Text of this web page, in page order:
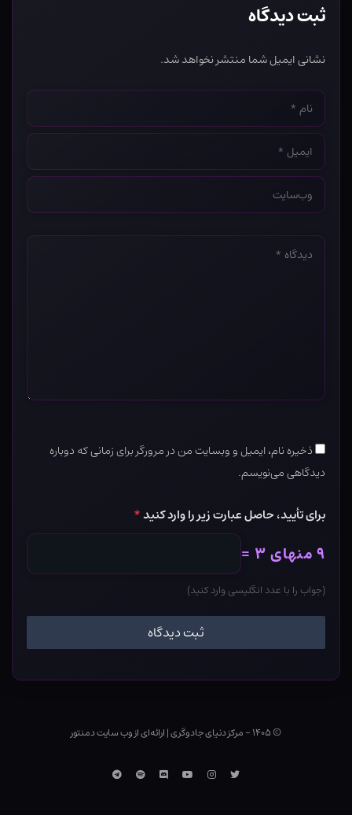
ثبت دیدگاه
نشانی ایمیل شما منتشر نخواهد شد.
نام
*
ایمیل
*
وب‌سایت
*
دیدگاه
ذخیره نام، ایمیل و وبسایت من در مرورگر برای زمانی که دوباره
دیدگاهی می‌نویسم.
برای تأیید، حاصل عبارت زیر را وارد کنید*
۹ منهای ۳ =
(جواب را با عدد انگلیسی وارد کنید)
© ۱۴۰۵ - مرکز دنیای جادوگری |ارائه‌ای از وب ‌سایت دمنتور
توییتراینستاگرام
یوتوبDiscordاسپاتیفایتلگرام